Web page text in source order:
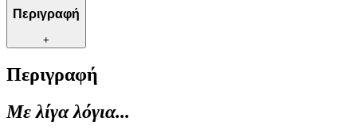
Περιγραφή
+
Περιγραφή
Με λίγα λόγια...